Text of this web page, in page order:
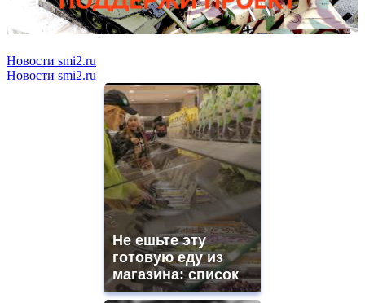
Новости smi2.ru
Новости smi2.ru
Не ешьте эту
готовую еду из
магазина: список